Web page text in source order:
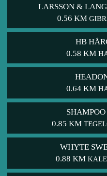
LARSSON &
0.56 KM
HB
0.58 KM
0.64 KM
0.85 KM
WHYTE
0.88 KM